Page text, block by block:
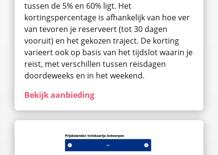
tussen de 5% en 60% ligt. Het
kortingspercentage is afhankelijk van hoe ver
van tevoren je reserveert (tot 30 dagen
vooruit) en het gekozen traject. De korting
varieert ook op basis van het tijdslot waarin je
reist, met verschillen tussen reisdagen
doordeweeks en in het weekend.
Bekijk aanbieding